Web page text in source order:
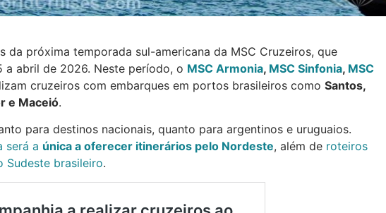
da próxima temporada sul-americana da MSC Cruzeiros, que
abril de 2026. Neste período, o MSC Armonia, MSC Sinfonia, MSC
cruzeiros com embarques em portos brasileiros como Santos,
e Maceió.
para destinos nacionais, quanto para argentinos e uruguaios.
será a única a oferecer itinerários pelo Nordeste, além de roteiros
Sudeste brasileiro.